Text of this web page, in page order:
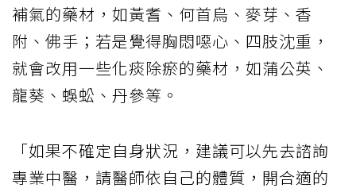
補氣的藥材，如黃耆、何首烏、麥芽、香
附、佛手；若是覺得胸悶噁心、四肢沈重，
就會改用一些化痰除瘀的藥材，如蒲公英、
龍葵、蜈蚣、丹參等。
「如果不確定自身狀況，建議可以先去諮詢
專業中醫，請醫師依自己的體質，開合適的